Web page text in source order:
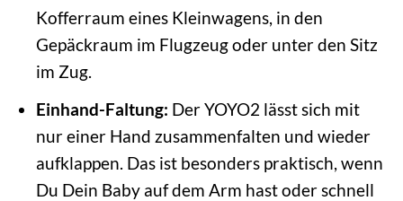
Kofferraum eines Kleinwagens, in den
Gepäckraum im Flugzeug oder unter den Sitz
im Zug.
Einhand-Faltung: Der YOYO2 lässt sich mit
nur einer Hand zusammenfalten und wieder
aufklappen. Das ist besonders praktisch, wenn
Du Dein Baby auf dem Arm hast oder schnell